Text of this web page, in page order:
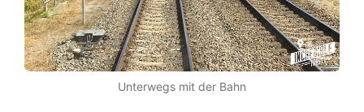
Unterwegs mit der Bahn